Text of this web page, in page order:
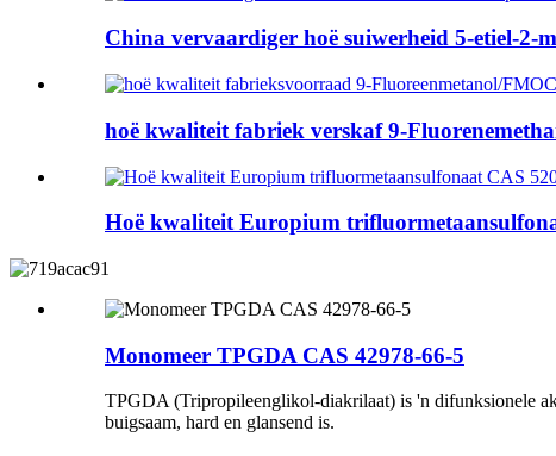
China vervaardiger hoë suiwerheid 5-etiel-2-
hoë kwaliteit fabriek verskaf 9-
Hoë kwaliteit Europium
Monomeer TPGDA CAS 42978-66-5
TPGDA (Tripropileenglikol-diakrilaat) is 'n difunksionele
buigsaam, hard en glansend is.